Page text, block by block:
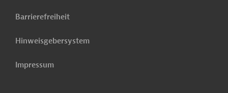
Barrierefreiheit
Hinweisgebersystem
Impressum